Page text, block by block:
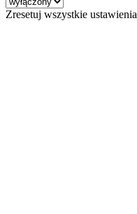
Zresetuj wszystkie ustawienia